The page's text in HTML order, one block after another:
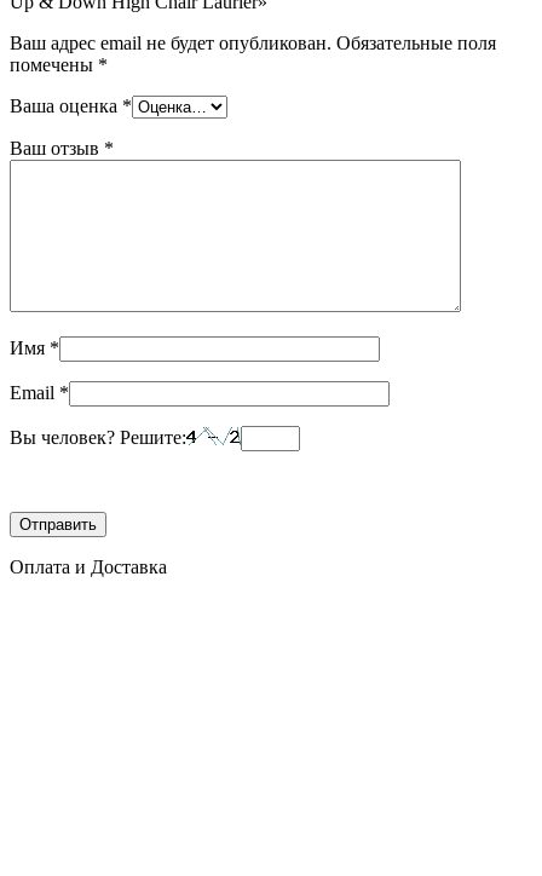
Ваш адрес email не будет опубликован. Обязательные поля
помечены *
Ваша оценка *
Ваш отзыв *
Имя *
Email *
Вы человек? Решите:
Оплата и Доставка